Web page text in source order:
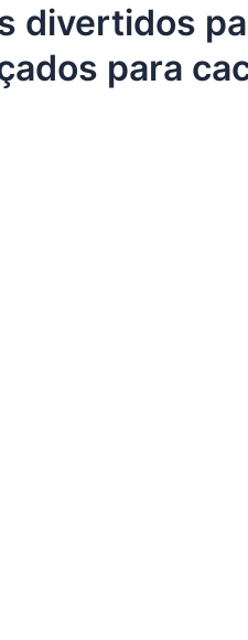
divertidos
para